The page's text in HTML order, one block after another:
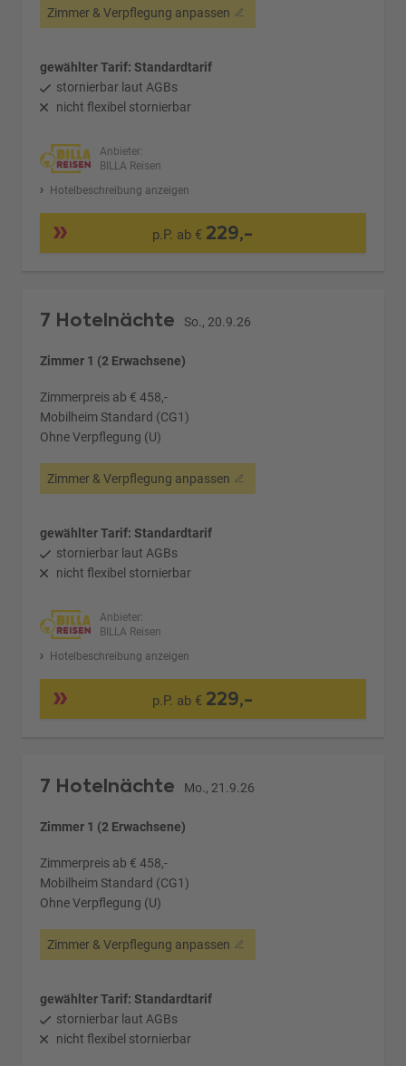
Zimmer & Verpflegung anpassen
gewählter Tarif: Standardtarif
stornierbar laut AGBs
nicht flexibel stornierbar
Anbieter:
BILLA Reisen
Hotelbeschreibung anzeigen
p.P. ab € 229,-
7 Hotelnächte So., 20.9.26
Zimmer 1 (2 Erwachsene)
Zimmerpreis ab € 458,-
Mobilheim Standard (CG1)
Ohne Verpflegung (U)
Zimmer & Verpflegung anpassen
gewählter Tarif: Standardtarif
stornierbar laut AGBs
nicht flexibel stornierbar
Anbieter:
BILLA Reisen
Hotelbeschreibung anzeigen
p.P. ab € 229,-
7 Hotelnächte Mo., 21.9.26
Zimmer 1 (2 Erwachsene)
Zimmerpreis ab € 458,-
Mobilheim Standard (CG1)
Ohne Verpflegung (U)
Zimmer & Verpflegung anpassen
gewählter Tarif: Standardtarif
stornierbar laut AGBs
nicht flexibel stornierbar